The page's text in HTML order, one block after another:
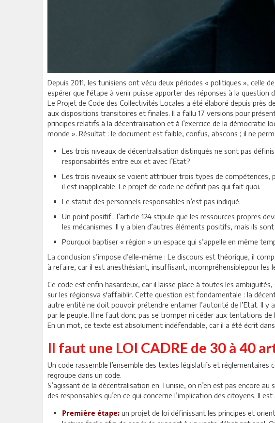
Depuis 2011, les tunisiens ont vécu deux périodes « politiques », celle
espérer que l'étape à venir puisse apporter des réponses à la
Le Projet de Code des Collectivités Locales a été élaboré depuis près
aux dispositions transitoires et finales. Il a fallu 17 versions pour
principes relatifs à la décentralisation et à l’exercice de la
monde ». Résultat : le document est faible, confus, abscons ; il ne
Les trois niveaux de décentralisation distingués ne sont pas
responsabilités entre eux et avec l’Etat?
Les trois niveaux se voient attribuer trois types de compétences,
il est inapplicable. Le projet de code ne définit pas qui fait quoi.
Le statut des personnels responsables n’est pas indiqué.
Un point positif : l’article 124 stipule que les ressources propres
les mécanismes. Il y a bien d’autres éléments positifs, mais ils
Pourquoi baptiser « région » un espace qui s’appelle en même
La conclusion s’impose d’elle-même : Le discours est théorique, il
à refaire, car il est anesthésiant, insuffisant, incompréhensiblepour
Ce code est enfin hasardeux, car il laisse place à toutes les
sur les régionsva s'affaiblir. Cette question est fondamentale : la
autre entité ne doit pouvoir prétendre entamer l’autorité de l’Etat. Il
par le peuple. Il ne faut donc pas se tromper ni céder aux tentations de
En un mot, ce texte est absolument indéfendable, car il a été écrit
Il faut une LOI CADRE de 30 à 40
Un code rassemble l’ensemble des textes législatifs et
regroupe dans un code.
S’agissant de la décentralisation en Tunisie, on n’en est pas encore
des responsables qu’en ce qui concerne l’implication des citoyens. Il
Première étape: un projet de loi définissant les principes et